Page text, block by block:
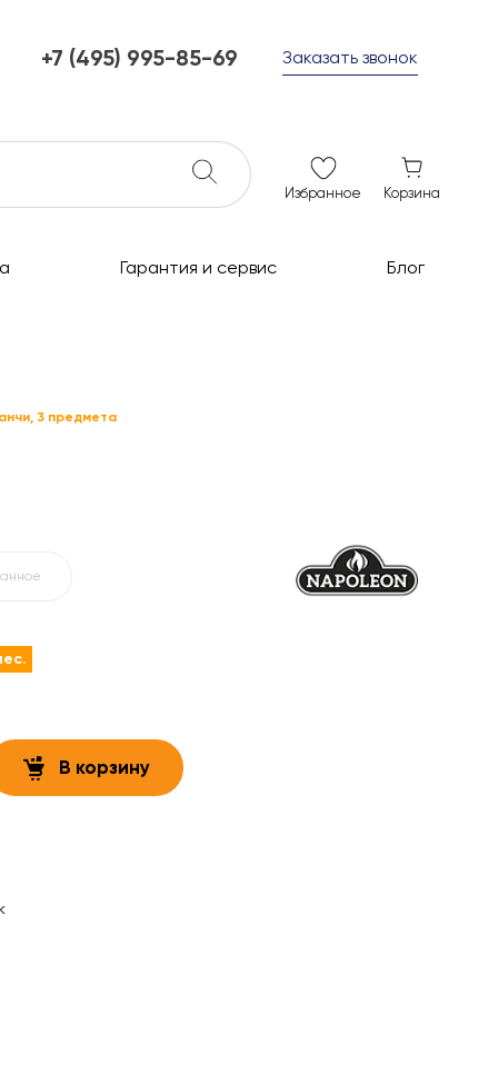
+7 (495) 995-85-69
ежедневно с 10 до 21
Заказать звонок
Избранное Корзина
Гарантия и сервис Блог
3 предмета
В корзину